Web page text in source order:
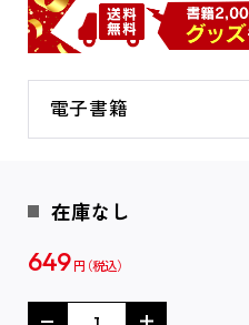
電子書籍
在庫なし
649 円